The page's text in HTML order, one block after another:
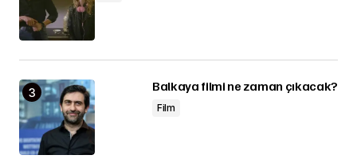
Balkaya filmi ne zaman çıkacak?
Film